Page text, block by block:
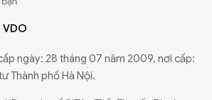
VDO
ngày: 28 tháng 07 năm 2009, nơi cấp:
Thành phố Hà Nội.